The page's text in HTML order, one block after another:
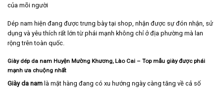
của mõi người
Dép nam hiện đang được trưng bày tại shop, nhận được sự đón nhận, sử
dụng và yêu thích rất lớn từ phái mạnh không chỉ ở địa phường mà lan
rộng trên toàn quốc.
Giày dép da nam Huyện Mường Khương, Lào Cai – Top mẫu giày được phái
mạnh ưa chuộng nhất
Giày da nam là mặt hàng đang có xu hướng ngày càng tăng về cả số